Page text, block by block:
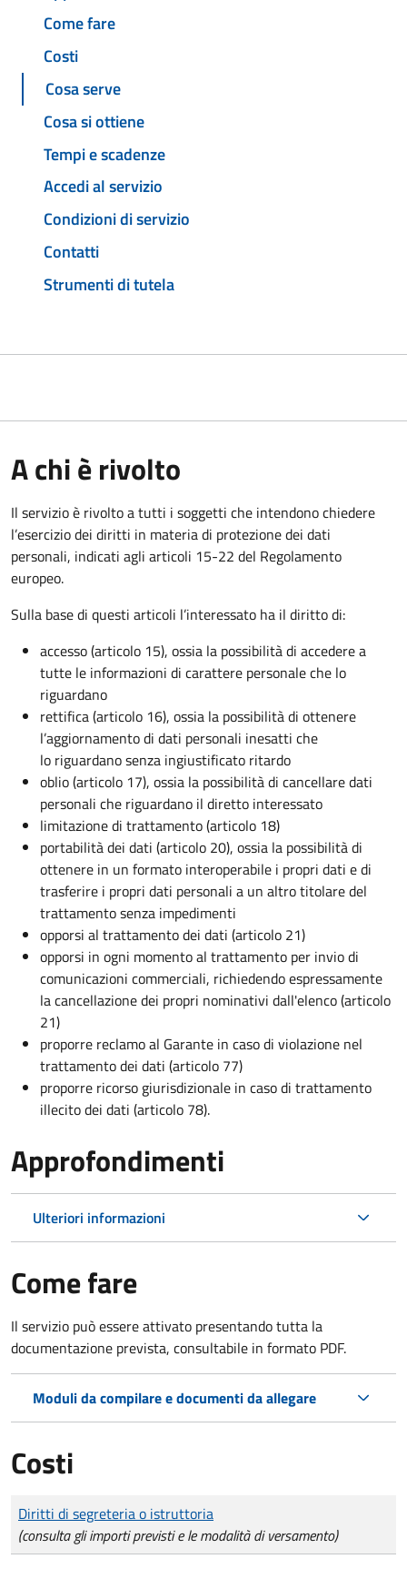
Come fare
Costi
Cosa serve
Cosa si ottiene
Tempi e scadenze
Accedi al servizio
Condizioni di servizio
Contatti
Strumenti di tutela
A chi è rivolto
Il servizio è rivolto a tutti i soggetti che intendono chiedere
l’esercizio dei diritti in materia di protezione dei dati
personali, indicati agli articoli 15-22 del Regolamento
europeo.
Sulla base di questi articoli l’interessato ha il diritto di:
accesso (articolo 15), ossia la possibilità di accedere a
tutte le informazioni di carattere personale che lo
riguardano
rettifica (articolo 16), ossia la possibilità di ottenere
l’aggiornamento di dati personali inesatti che
lo riguardano senza ingiustificato ritardo
oblio (articolo 17), ossia la possibilità di cancellare dati
personali che riguardano il diretto interessato
limitazione di trattamento (articolo 18)
portabilità dei dati (articolo 20), ossia la possibilità di
ottenere in un formato interoperabile i propri dati e di
trasferire i propri dati personali a un altro titolare del
trattamento senza impedimenti
opporsi al trattamento dei dati (articolo 21)
opporsi in ogni momento al trattamento per invio di
comunicazioni commerciali, richiedendo espressamente
la cancellazione dei propri nominativi dall'elenco (articolo
21)
proporre reclamo al Garante in caso di violazione nel
trattamento dei dati (articolo 77)
proporre ricorso giurisdizionale in caso di trattamento
illecito dei dati (articolo 78).
Approfondimenti
Ulteriori informazioni
Come fare
Il servizio può essere attivato presentando tutta la
documentazione prevista, consultabile in formato PDF.
Moduli da compilare e documenti da allegare
Costi
Tipo di pagamento
Importo
Diritti di segreteria o istruttoria
(consulta gli importi previsti e le modalità di versamento)